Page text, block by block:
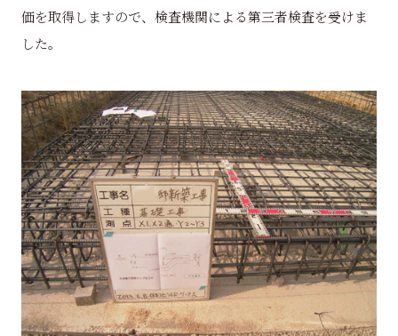
価を取得しますので、検査機関による第三者検査を受けま
した。